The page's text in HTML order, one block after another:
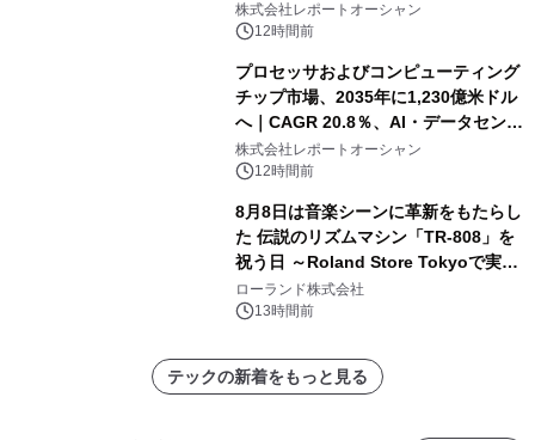
株式会社レポートオーシャン
12時間前
プロセッサおよびコンピューティング
チップ市場、2035年に1,230億米ドル
へ｜CAGR 20.8％、AI・データセンタ
ー需要が成長を牽引
株式会社レポートオーシャン
12時間前
8月8日は音楽シーンに革新をもたらし
た 伝説のリズムマシン「TR-808」を
祝う日 ～Roland Store Tokyoで実機
を展示しての 記念キャンペーンを開
催 英国ラジオ「NTS」の 特別プログ
アーティストを フィーチャーしたアニ
メーションを公開～
ローランド株式会社
13時間前
テックの新着をもっと見る